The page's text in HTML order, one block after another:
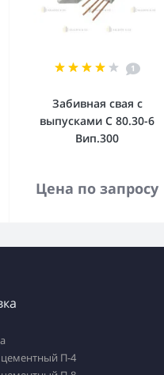
1
Забивная свая с
выпусками С 80.30-6
Вип.300
Цена по запросу
цементный П-4